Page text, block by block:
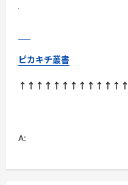
ピカキチ叢書
↑↑↑↑↑↑↑↑↑↑↑↑↑
A: